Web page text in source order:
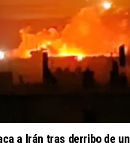
a Irán tras derribo de un